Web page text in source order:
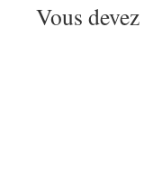
Vous devez